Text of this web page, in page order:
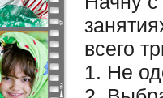
всего
1. Не